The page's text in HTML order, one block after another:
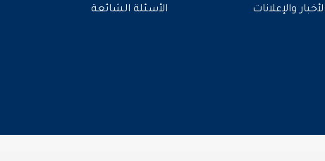
الأخبار والإعلانات الأسئلة الشائعة